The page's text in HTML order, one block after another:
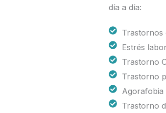
día a día:
Trastornos
Estrés
Trastorno
Trastorno
Agorafobia
Trastorno